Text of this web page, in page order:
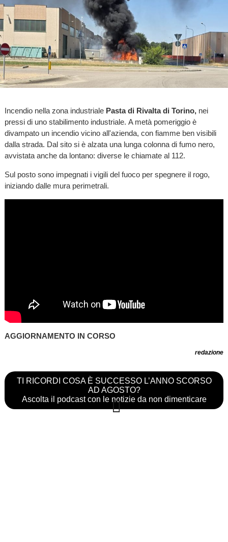
Incendio nella zona industrialePasta di Rivalta di Torino,nei
pressi di uno stabilimento industriale. A metà pomeriggio è
divampato un incendio vicino all'azienda, con fiamme ben visibili
dalla strada. Dal sito si è alzata una lunga colonna di fumo nero,
avvistata anche da lontano: diverse le chiamate al 112.
Sul posto sono impegnati i vigili del fuoco per spegnere il rogo,
iniziando dalle mura perimetrali.
AGGIORNAMENTO IN CORSO
redazione
TI RICORDI COSA È SUCCESSO L’ANNO SCORSO
AD AGOSTO?
Ascolta il podcast con le notizie da non dimenticare